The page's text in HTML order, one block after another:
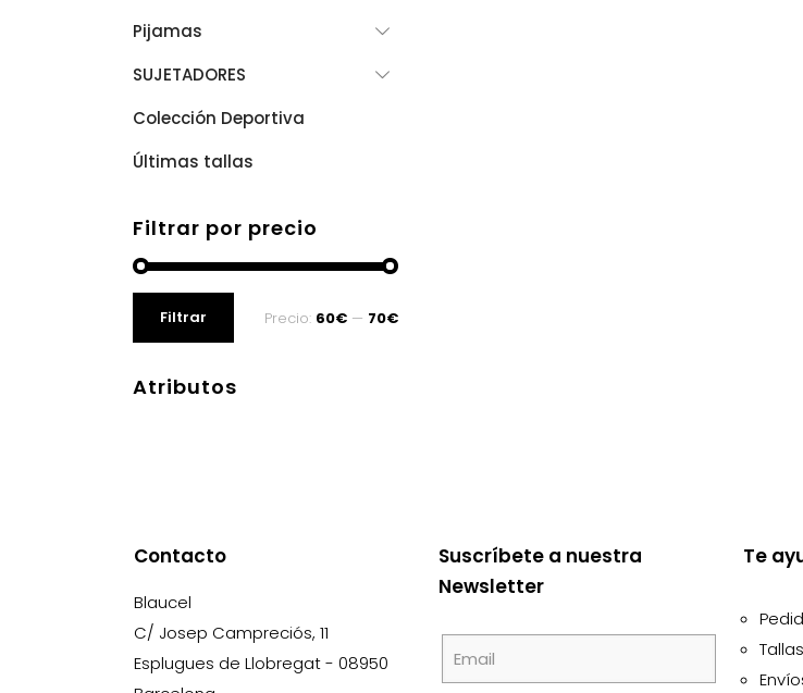
Pijamas
SUJETADORES
Colección Deportiva
Últimas tallas
Filtrar por precio
Filtrar Precio: 60€ — 70€
Atributos
Contacto
Blaucel
C/ Josep Campreciós, 11
Esplugues de Llobregat - 08950
Suscríbete a nuestra
Newsletter
Te
Tallas